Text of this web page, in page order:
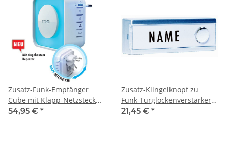
Zusatz-Funk-Empfänger
Cube mit Klapp-Netzstecker
BELL 510-RX
54,95 € *
Zusatz-Klingelknopf zu
Funk-Türglockenverstärkern
Personenruf
21,45 € *